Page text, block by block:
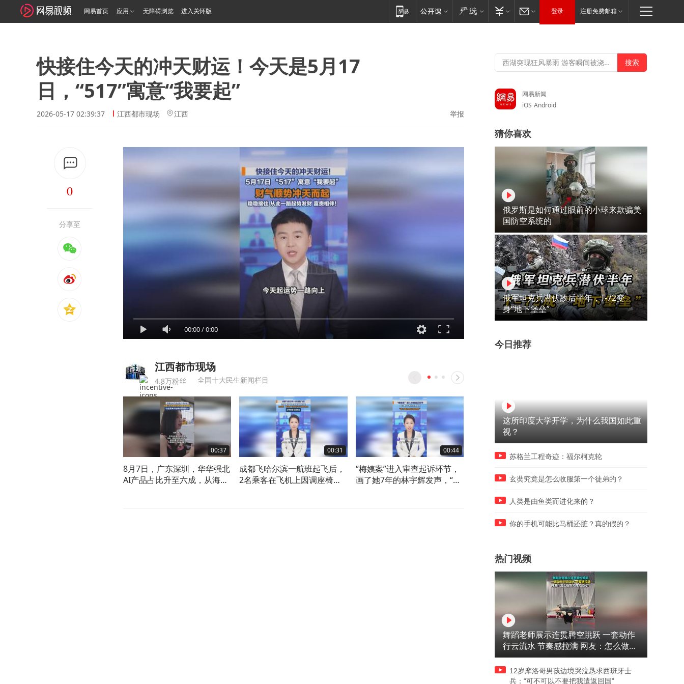
网易首页 应用 无障碍浏览 进入关怀版 登录 注册免费邮箱
快接住今天的冲天财运！今天是5月17
日，“517”寓意“我要起”
2026-05-17 02:39:37 江西都市现场 江西 举报
0
分享至
00:00/0:00
江西都市现场
4.8万粉丝 全国十大民生新闻栏目
00:37
8月7日，广东深圳，华华强北
AI产品占比升至六成，从海外
00:31
成都飞哈尔滨一航班起飞后，
2名乘客在飞机上因调座椅起
00:44
“梅姨案”进入审查起诉环节，
画了她7年的林宇辉发声，“这
的生态变化值得我们自豪
事故，造成4人死亡
网易新闻
iOS Android
猜你喜欢
俄罗斯是如何通过眼前的小球来欺骗美
国防空系统的
俄军坦克兵潜伏敌后半年，T-72变
身“地下堡垒”
今日推荐
这所印度大学开学，为什么我国如此重
视？
苏格兰工程奇迹：福尔柯克轮
玄奘究竟是怎么收服第一个徒弟的？
人类是由鱼类而进化来的？
你的手机可能比马桶还脏？真的假的？
热门视频
舞蹈老师展示连贯腾空跳跃 一套动作
行云流水 节奏感拉满 网友：怎么做到
又舞又武的？
12岁摩洛哥男孩边境哭泣恳求西班牙士
兵：“可不可以不要把我遣返回国”